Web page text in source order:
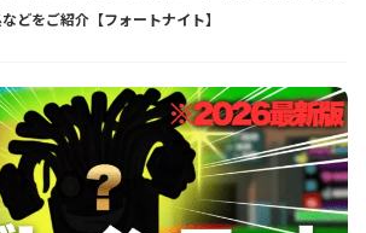
どをご紹介【フォートナイト】